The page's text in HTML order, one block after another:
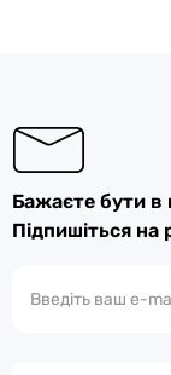
Бажаєте бути в
Підпишіться на